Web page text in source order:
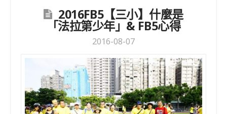
2016FB5【三小】什麼是
「法拉第少年」& FB5心得
2016-08-07